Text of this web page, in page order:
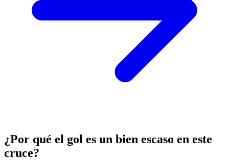
¿Por qué el gol es un bien escaso en este
cruce?